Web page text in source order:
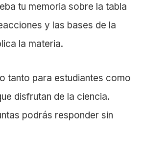
tu memoria sobre la tabla
y las bases de la
la materia.
tanto para estudiantes como
disfrutan de la ciencia.
podrás responder sin